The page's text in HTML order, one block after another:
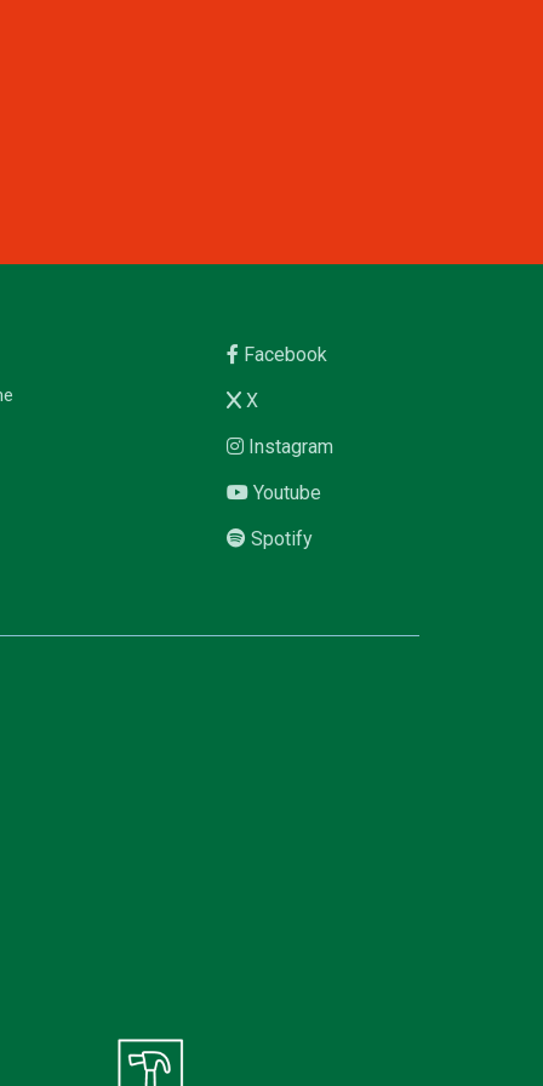
Facebook
X
Instagram
Youtube
Spotify